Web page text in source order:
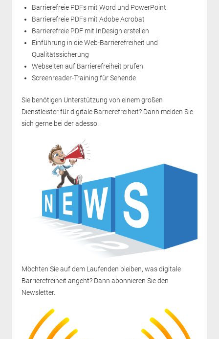
Barrierefreie PDFs mit Word und PowerPoint
Barrierefreie PDFs mit Adobe Acrobat
Barrierefreie PDF mit InDesign erstellen
Einführung in die Web-Barrierefreiheit und
Qualitätssicherung
Webseiten auf Barrierefreiheit prüfen
Screenreader-Training für Sehende
Sie benötigen Unterstützung von einem großen
Dienstleister für digitale Barrierefreiheit? Dann melden Sie
sich gerne bei deradesso.
Möchten Sie auf dem Laufenden bleiben, was digitale
Barrierefreiheit angeht? Dann abonnieren Sie den
Newsletter.